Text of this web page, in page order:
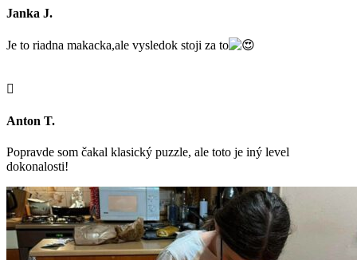
Janka J.
Je to riadna makacka,ale vysledok stoji za to

Anton T.
Popravde som čakal klasický puzzle, ale toto je iný level
dokonalosti!